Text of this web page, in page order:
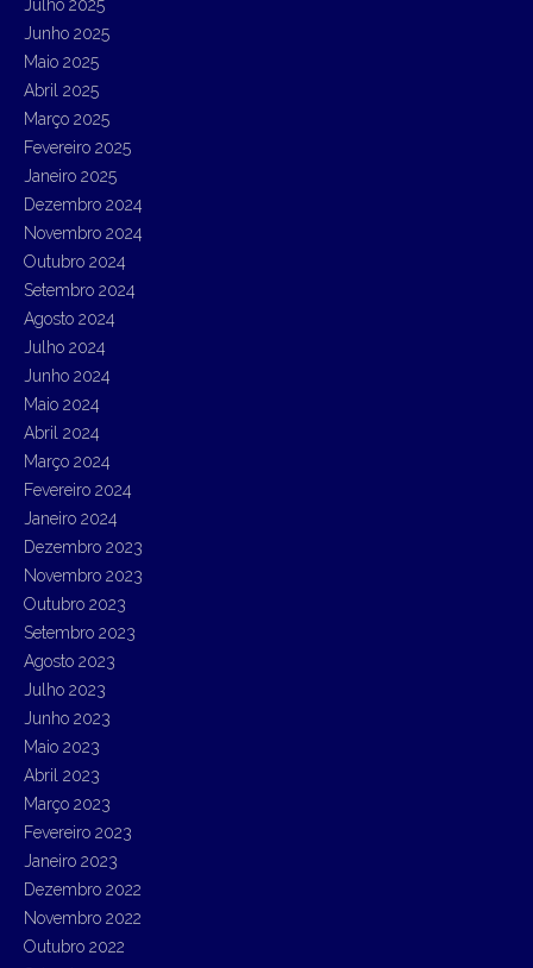
Julho 2025
Junho 2025
Maio 2025
Abril 2025
Março 2025
Fevereiro 2025
Janeiro 2025
Dezembro 2024
Novembro 2024
Outubro 2024
Setembro 2024
Agosto 2024
Julho 2024
Junho 2024
Maio 2024
Abril 2024
Março 2024
Fevereiro 2024
Janeiro 2024
Dezembro 2023
Novembro 2023
Outubro 2023
Setembro 2023
Agosto 2023
Julho 2023
Junho 2023
Maio 2023
Abril 2023
Março 2023
Fevereiro 2023
Janeiro 2023
Dezembro 2022
Novembro 2022
Outubro 2022